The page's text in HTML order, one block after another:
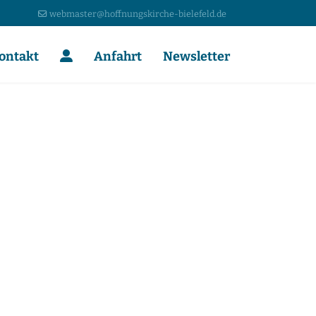
webmaster@hoffnungskirche-bielefeld.de
Anfahrt Newsletter